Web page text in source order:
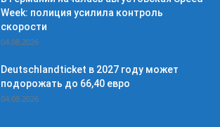
Week: полиция усилила контроль
скорости
04.08.2026
Deutschlandticket в 2027 году может
подорожать до 66,40 евро
04.08.2026